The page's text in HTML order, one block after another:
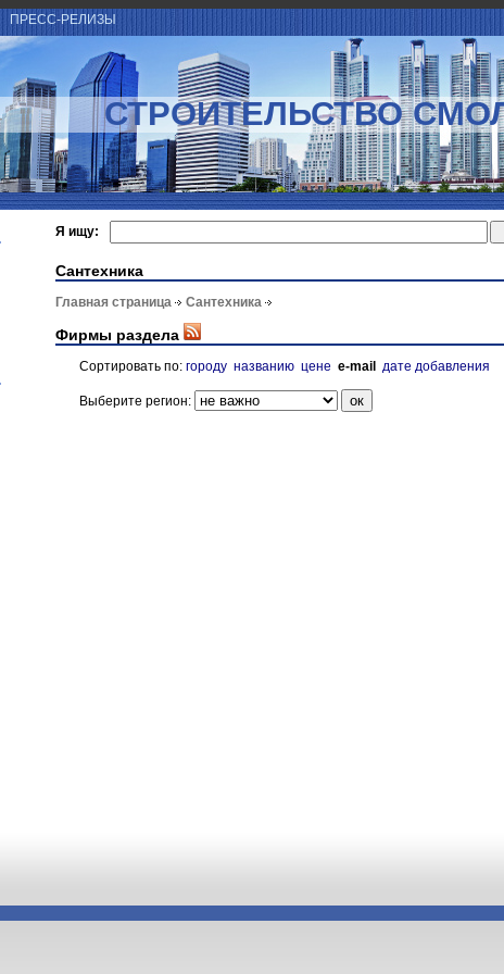
ПРЕСС-РЕЛИЗЫ
СТРОИТЕЛЬСТВО
Я ищу:
Сантехника
Главная страница Сантехника
Фирмы раздела
Сортировать по: городу названию цене e-mail дате добавления
Выберите регион: